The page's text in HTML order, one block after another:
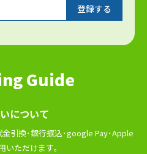
Guide
について
引換･銀⾏振込･google Pay･Apple
いただけます｡